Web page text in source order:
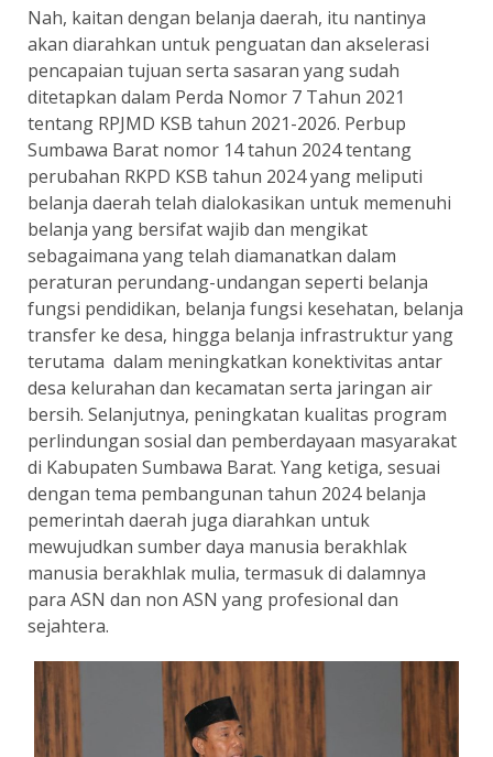
Nah, kaitan dengan belanja daerah, itu nantinya
akan diarahkan untuk penguatan dan akselerasi
pencapaian tujuan serta sasaran yang sudah
ditetapkan dalam Perda Nomor 7 Tahun 2021
tentang RPJMD KSB tahun 2021-2026. Perbup
Sumbawa Barat nomor 14 tahun 2024 tentang
perubahan RKPD KSB tahun 2024 yang meliputi
belanja daerah telah dialokasikan untuk memenuhi
belanja yang bersifat wajib dan mengikat
sebagaimana yang telah diamanatkan dalam
peraturan perundang-undangan seperti belanja
fungsi pendidikan, belanja fungsi kesehatan, belanja
transfer ke desa, hingga belanja infrastruktur yang
terutama dalam meningkatkan konektivitas antar
desa kelurahan dan kecamatan serta jaringan air
bersih. Selanjutnya, peningkatan kualitas program
perlindungan sosial dan pemberdayaan masyarakat
di Kabupaten Sumbawa Barat. Yang ketiga, sesuai
dengan tema pembangunan tahun 2024 belanja
pemerintah daerah juga diarahkan untuk
mewujudkan sumber daya manusia berakhlak
manusia berakhlak mulia, termasuk di dalamnya
para ASN dan non ASN yang profesional dan
sejahtera.